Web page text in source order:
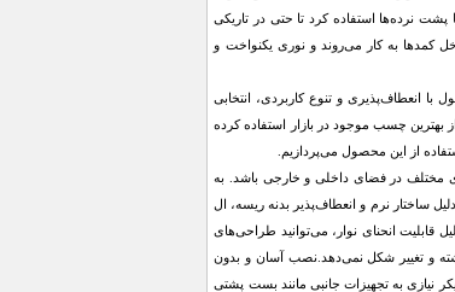
نرده‌ها استفاده کرد تا حتی در تاریکی
کمدها به کار می‌روند و نوری یکنواخت و
انعطاف‌پذیری و تنوع کاربردی، انتخابی
بهترین چسب موجود در بازار استفاده کرده
از این محصول می‌پردازیم.
مختلف در فضای داخلی و خارجی باشد. به
ساختار نرم و انعطاف‌پذیر بدنه ریسه، ال
قابلیت انحنای نوار، می‌توانید طراحی‌های
و تغییر شکل نمی‌دهد.نصب آسان و بدون
نیازی به تجهیزات جانبی مانند بست پشتی